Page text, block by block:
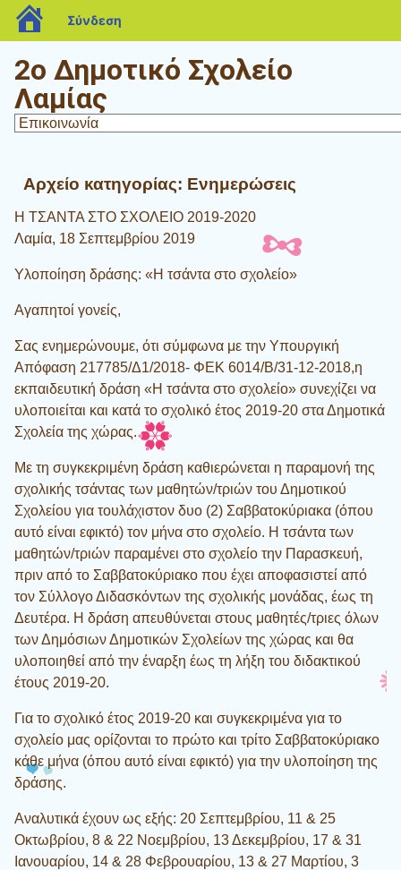
2ο Δημοτικό Σχολείο
Λαμίας
Αρχείο κατηγορίας: Ενημερώσεις
Η ΤΣΑΝΤΑ ΣΤΟ ΣΧΟΛΕΙΟ 2019-2020
Λαμία, 18 Σεπτεμβρίου 2019
Υλοποίηση δράσης: «Η τσάντα στο σχολείο»
Αγαπητοί γονείς,
Σας ενημερώνουμε, ότι σύμφωνα με την Υπουργική
Απόφαση 217785/Δ1/2018- ΦΕΚ 6014/Β/31-12-2018,η
εκπαιδευτική δράση «Η τσάντα στο σχολείο» συνεχίζει να
υλοποιείται και κατά το σχολικό έτος 2019-20 στα Δημοτικά
Σχολεία της χώρας.
Με τη συγκεκριμένη δράση καθιερώνεται η παραμονή της
σχολικής τσάντας των μαθητών/τριών του Δημοτικού
Σχολείου για τουλάχιστον δυο (2) Σαββατοκύριακα (όπου
αυτό είναι εφικτό) τον μήνα στο σχολείο. H τσάντα των
μαθητών/τριών παραμένει στο σχολείο την Παρασκευή,
πριν από το Σαββατοκύριακο που έχει αποφασιστεί από
τον Σύλλογο Διδασκόντων της σχολικής μονάδας, έως τη
Δευτέρα. Η δράση απευθύνεται στους μαθητές/τριες όλων
των Δημόσιων Δημοτικών Σχολείων της χώρας και θα
υλοποιηθεί από την έναρξη έως τη λήξη του διδακτικού
έτους 2019-20.
Για το σχολικό έτος 2019-20 και συγκεκριμένα για το
σχολείο μας ορίζονται το πρώτο και τρίτο Σαββατοκύριακο
κάθε μήνα (όπου αυτό είναι εφικτό) για την υλοποίηση της
δράσης.
Αναλυτικά έχουν ως εξής: 20 Σεπτεμβρίου, 11 & 25
Οκτωβρίου, 8 & 22 Νοεμβρίου, 13 Δεκεμβρίου, 17 & 31
Ιανουαρίου, 14 & 28 Φεβρουαρίου, 13 & 27 Μαρτίου, 3
blogs.sch.gr
Σύνδεση